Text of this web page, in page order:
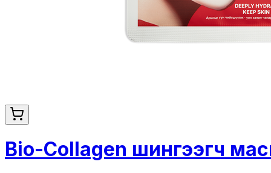
Bio-Collagen шингээгч